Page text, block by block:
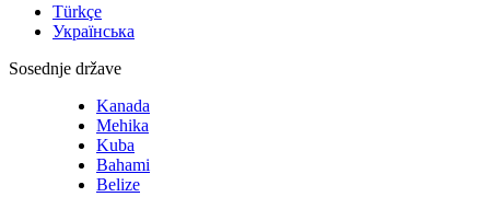
Türkçe
Українська
Sosednje države
Kanada
Mehika
Kuba
Bahami
Belize